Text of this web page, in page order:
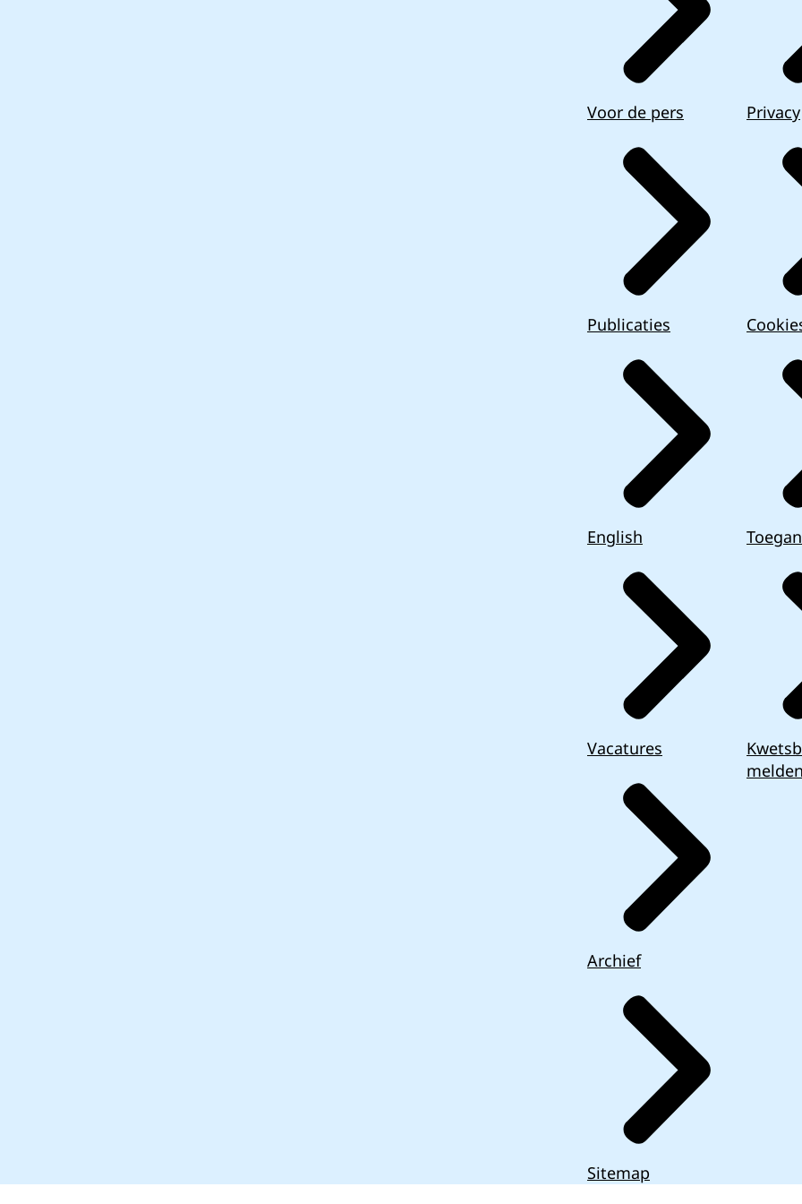
Voor de pers
Publicaties
English
Vacatures
Archief
Sitemap
Privacy